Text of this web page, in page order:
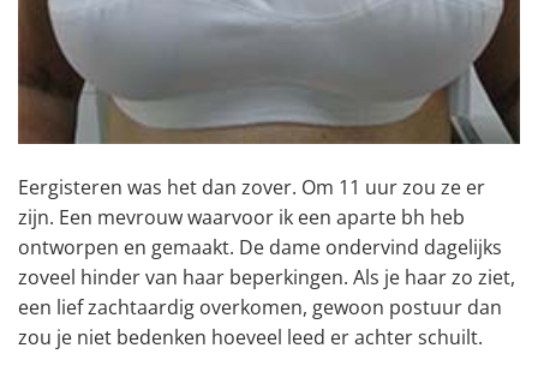
Eergisteren was het dan zover. Om 11 uur zou ze er
zijn. Een mevrouw waarvoor ik een aparte bh heb
ontworpen en gemaakt. De dame ondervind dagelijks
zoveel hinder van haar beperkingen. Als je haar zo ziet,
een lief zachtaardig overkomen, gewoon postuur dan
zou je niet bedenken hoeveel leed er achter schuilt.